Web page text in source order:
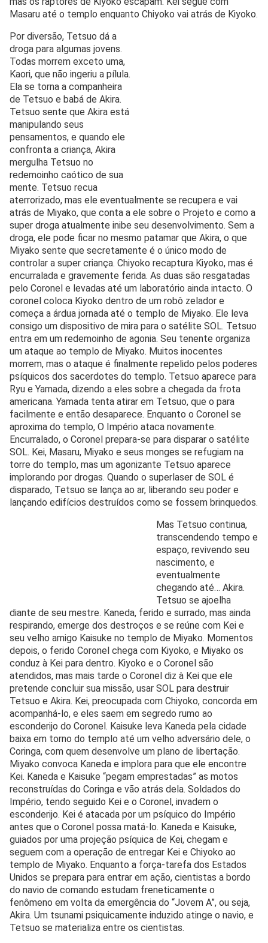
Masaru até o templo enquanto Chiyoko vai atrás de Kiyoko.
Por diversão, Tetsuo dá a
droga para algumas jovens.
Todas morrem exceto uma,
Kaori, que não ingeriu a pílula.
Ela se torna a companheira
de Tetsuo e babá de Akira.
Tetsuo sente que Akira está
manipulando seus
pensamentos, e quando ele
confronta a criança, Akira
mergulha Tetsuo no
redemoinho caótico de sua
mente. Tetsuo recua
aterrorizado, mas ele eventualmente se recupera e vai
atrás de Miyako, que conta a ele sobre o Projeto e como a
super droga atualmente inibe seu desenvolvimento. Sem a
droga, ele pode ficar no mesmo patamar que Akira, o que
Miyako sente que secretamente é o único modo de
controlar a super criança. Chiyoko recaptura Kiyoko, mas é
encurralada e gravemente ferida. As duas são resgatadas
pelo Coronel e levadas até um laboratório ainda intacto. O
coronel coloca Kiyoko dentro de um robô zelador e
começa a árdua jornada até o templo de Miyako. Ele leva
consigo um dispositivo de mira para o satélite SOL. Tetsuo
entra em um redemoinho de agonia. Seu tenente organiza
um ataque ao templo de Miyako. Muitos inocentes
morrem, mas o ataque é finalmente repelido pelos poderes
psíquicos dos sacerdotes do templo. Tetsuo aparece para
Ryu e Yamada, dizendo a eles sobre a chegada da frota
americana. Yamada tenta atirar em Tetsuo, que o para
facilmente e então desaparece. Enquanto o Coronel se
aproxima do templo, O Império ataca novamente.
Encurralado, o Coronel prepara-se para disparar o satélite
SOL. Kei, Masaru, Miyako e seus monges se refugiam na
torre do templo, mas um agonizante Tetsuo aparece
implorando por drogas. Quando o superlaser de SOL é
disparado, Tetsuo se lança ao ar, liberando seu poder e
lançando edifícios destruídos como se fossem brinquedos.
Mas Tetsuo continua,
transcendendo tempo e
espaço, revivendo seu
nascimento, e
eventualmente
chegando até… Akira.
Tetsuo se ajoelha
diante de seu mestre. Kaneda, ferido e surrado, mas ainda
respirando, emerge dos destroços e se reúne com Kei e
seu velho amigo Kaisuke no templo de Miyako. Momentos
depois, o ferido Coronel chega com Kiyoko, e Miyako os
conduz à Kei para dentro. Kiyoko e o Coronel são
atendidos, mas mais tarde o Coronel diz à Kei que ele
pretende concluir sua missão, usar SOL para destruir
Tetsuo e Akira. Kei, preocupada com Chiyoko, concorda em
acompanhá-lo, e eles saem em segredo rumo ao
esconderijo do Coronel. Kaisuke leva Kaneda pela cidade
baixa em torno do templo até um velho adversário dele, o
Coringa, com quem desenvolve um plano de libertação.
Miyako convoca Kaneda e implora para que ele encontre
Kei. Kaneda e Kaisuke “pegam emprestadas” as motos
reconstruídas do Coringa e vão atrás dela. Soldados do
Império, tendo seguido Kei e o Coronel, invadem o
esconderijo. Kei é atacada por um psíquico do Império
antes que o Coronel possa matá-lo. Kaneda e Kaisuke,
guiados por uma projeção psíquica de Kei, chegam e
seguem com a operação de entregar Kei e Chiyoko ao
templo de Miyako. Enquanto a força-tarefa dos Estados
Unidos se prepara para entrar em ação, cientistas a bordo
do navio de comando estudam freneticamente o
fenômeno em volta da emergência do “Jovem A”, ou seja,
Akira. Um tsunami psiquicamente induzido atinge o navio, e
Tetsuo se materializa entre os cientistas.